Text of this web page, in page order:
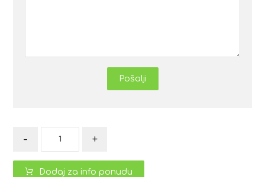
Pošalji
- +
Dodaj za info ponudu